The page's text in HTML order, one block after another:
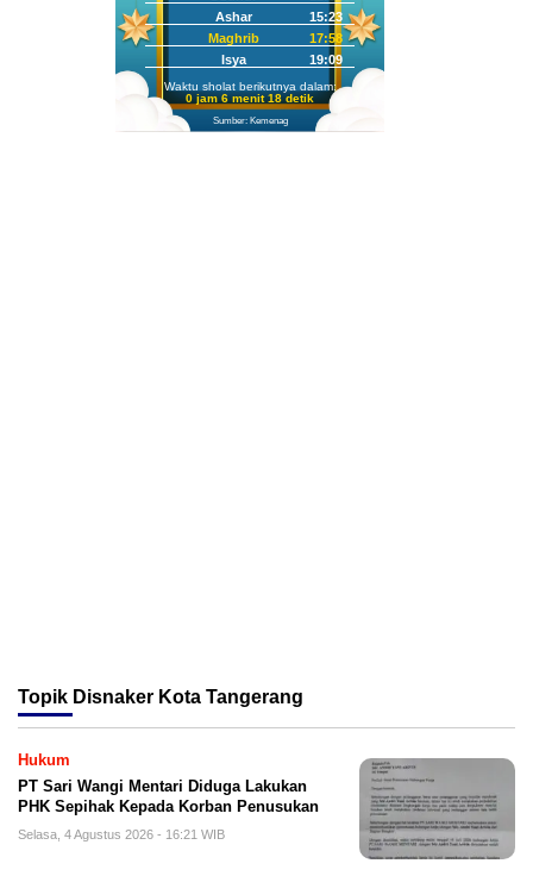
Ashar
15:23
Maghrib
17:58
Isya
19:09
Waktu sholat berikutnya dalam:
0 jam 6 menit 17 detik
Sumber: Kemenag
Topik Disnaker Kota Tangerang
Hukum
PT Sari Wangi Mentari Diduga Lakukan
PHK Sepihak Kepada Korban Penusukan
Selasa, 4 Agustus 2026 - 16:21 WIB